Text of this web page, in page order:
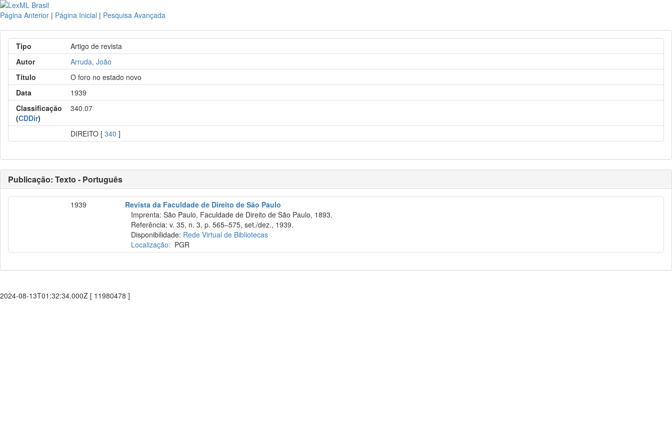
Página Anterior | Página Inicial | Pesquisa Avançada
Tipo
Artigo de revista
Autor
Arruda, João
Título
O foro no estado novo
Data
1939
Classificação
(CDDir)
340.07
DIREITO [340 ]
Publicação: Texto - Português
1939
Revista da Faculdade de Direito de São Paulo
Imprenta: São Paulo, Faculdade de Direito de São Paulo, 1893.
Referência: v. 35, n. 3, p. 565–575, set./dez., 1939.
Disponibilidade: Rede Virtual de Bibliotecas
Localização: PGR
2024-08-13T01:32:34.000Z [ 11980478 ]